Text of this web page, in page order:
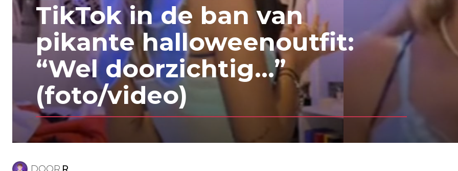
TikTok in de ban van
pikante halloweenoutfit:
“Wel doorzichtig…”
(foto/video)